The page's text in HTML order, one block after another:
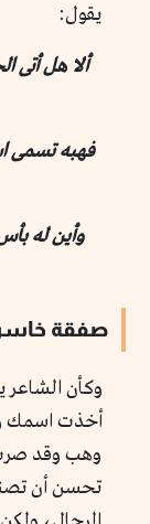
يقول:
ألا هل أتى
فهبه تسمى
وأين له
صفقة
وكأن الشاعر
أخذت اسمك
وهب وقد صرت
تحسن أن